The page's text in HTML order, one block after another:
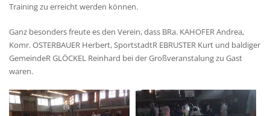
Training zu erreicht werden können.
Ganz besonders freute es den Verein, dass BRa. KAHOFER Andrea,
Komr. OSTERBAUER Herbert, SportstadtR EBRUSTER Kurt und baldiger
GemeindeR GLÖCKEL Reinhard bei der Großveranstalung zu Gast
waren.